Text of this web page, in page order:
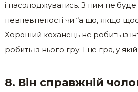
і насолоджуватись. З ним не
невпевненості чи “а що, якщо
Хороший коханець не робить із
робить із нього гру. І це гра, у
8. Він справжній